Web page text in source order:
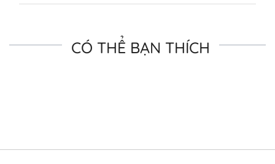
CÓ THỂ BẠN THÍCH